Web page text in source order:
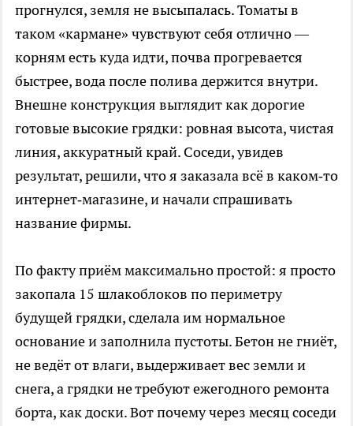
прогнулся, земля не высыпалась. Томаты в
таком «кармане» чувствуют себя отлично —
корням есть куда идти, почва прогревается
быстрее, вода после полива держится внутри.
Внешне конструкция выглядит как дорогие
готовые высокие грядки: ровная высота, чистая
линия, аккуратный край. Соседи, увидев
результат, решили, что я заказала всё в каком‑то
интернет‑магазине, и начали спрашивать
название фирмы.
По факту приём максимально простой: я просто
закопала 15 шлакоблоков по периметру
будущей грядки, сделала им нормальное
основание и заполнила пустоты. Бетон не гниёт,
не ведёт от влаги, выдерживает вес земли и
снега, а грядки не требуют ежегодного ремонта
борта, как доски. Вот почему через месяц соседи